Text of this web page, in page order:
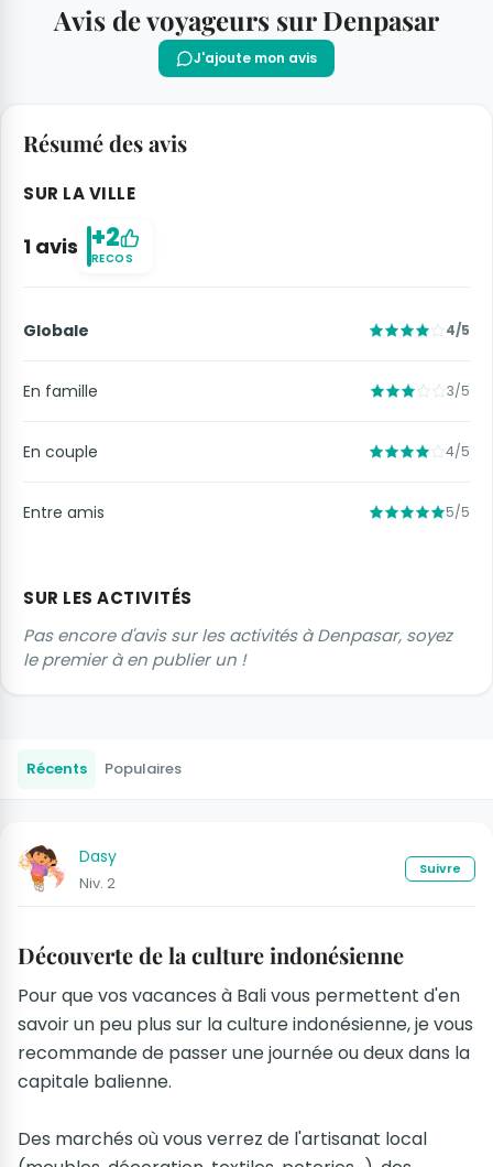
Avis de voyageurs sur Denpasar
J'ajoute mon avis
Résumé des avis
SUR LA VILLE
1 avis +2
RECOS
Globale 4/5
En famille 3/5
En couple 4/5
Entre amis 5/5
SUR LES ACTIVITÉS
Pas encore d'avis sur les activités à Denpasar, soyez
le premier à en publier un !
Récents Populaires
Dasy
Niv. 2
Suivre
Découverte de la culture indonésienne
Pour que vos vacances à Bali vous permettent d'en
savoir un peu plus sur la culture indonésienne, je vous
recommande de passer une journée ou deux dans la
capitale balienne.
Des marchés où vous verrez de l'artisanat local